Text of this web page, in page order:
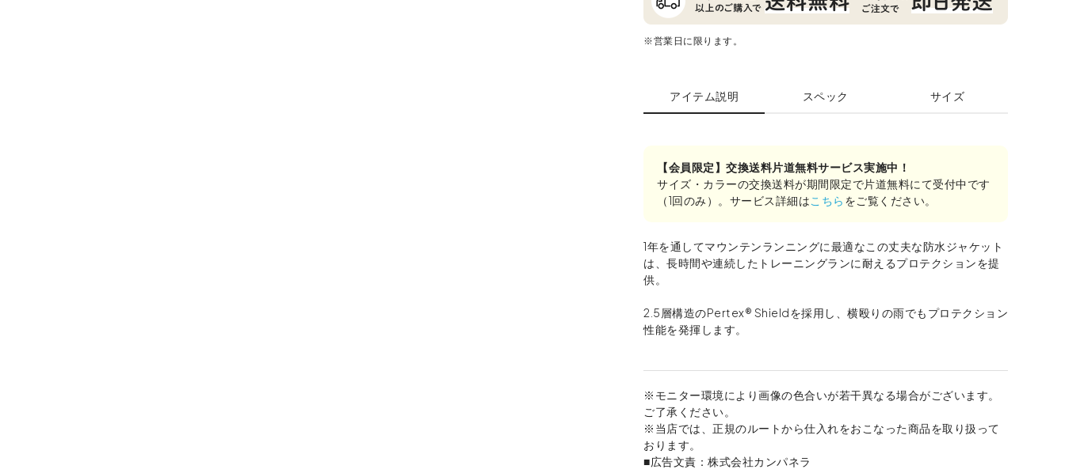
※営業日に限ります。
アイテム説明 スペック サイズ
【会員限定】交換送料片道無料サービス実施中！
サイズ・カラーの交換送料が期間限定で片道無料にて受付中です
（1回のみ）。サービス詳細は こちら をご覧ください。
1年を通してマウンテンランニングに最適なこの丈夫な防水ジャケット
は、長時間や連続したトレーニングランに耐えるプロテクションを提
供。
2.5層構造のPertex® Shieldを採用し、横殴りの雨でもプロテクション
性能を発揮します。
※モニター環境により画像の色合いが若干異なる場合がございます。
ご了承ください。
※当店では、正規のルートから仕入れをおこなった商品を取り扱って
おります。
■広告文責：株式会社カンパネラ